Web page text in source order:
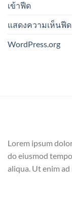
เข้าฟีด
แสดงความเห็นฟีด
WordPress.org
Lorem ipsum
do eiusmod
aliqua. Ut enim ad